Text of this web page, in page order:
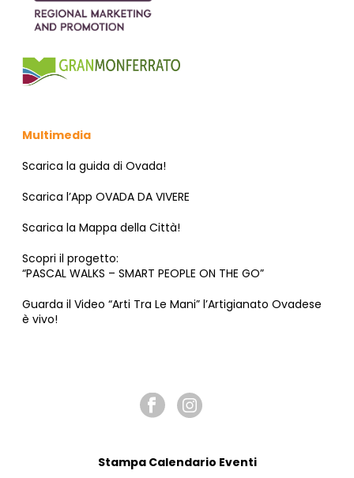
Multimedia
Scarica la guida di Ovada!
Scarica l’App OVADA DA VIVERE
Scarica la Mappa della Città!
Scopri il progetto:
“PASCAL WALKS – SMART PEOPLE ON THE GO”
Guarda il Video “Arti Tra Le Mani” l’Artigianato Ovadese
è vivo!
Stampa Calendario Eventi